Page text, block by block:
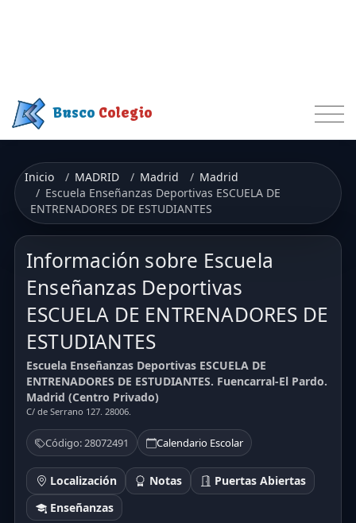
Busco Colegio
Inicio MADRID Madrid
Madrid
Escuela Enseñanzas Deportivas ESCUELA DE
ENTRENADORES DE ESTUDIANTES
Información sobre Escuela
Enseñanzas Deportivas
ESCUELA DE ENTRENADORES DE
ESTUDIANTES
Escuela Enseñanzas Deportivas ESCUELA DE
ENTRENADORES DE ESTUDIANTES. Fuencarral-El Pardo.
Madrid (Centro Privado)
C/ de Serrano 127. 28006.
Código: 28072491 Calendario Escolar
Localización Notas
Puertas Abiertas
Enseñanzas